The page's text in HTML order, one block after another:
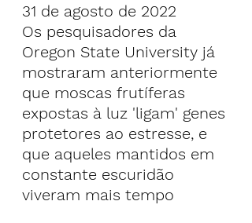
31 de agosto de 2022
Os pesquisadores da
Oregon State University já
mostraram anteriormente
que moscas frutíferas
expostas à luz 'ligam' genes
protetores ao estresse, e
que aqueles mantidos em
constante escuridão
viveram mais tempo